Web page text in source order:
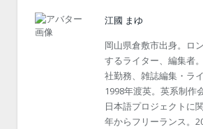
江國 まゆ
岡山県倉敷市出身。ロ
するライター、編集者
社勤務、雑誌編集・ラ
1998年渡英。英系制作
日本語プロジェクトに
年からフリーランス。